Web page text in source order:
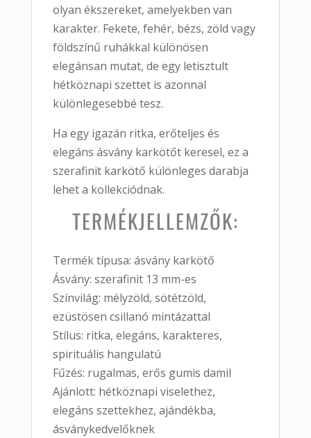
olyan ékszereket, amelyekben van
karakter. Fekete, fehér, bézs, zöld vagy
földszínű ruhákkal különösen
elegánsan mutat, de egy letisztult
hétköznapi szettet is azonnal
különlegesebbé tesz.
Ha egy igazán ritka, erőteljes és
elegáns ásvány karkötőt keresel, ez a
szerafinit karkötő különleges darabja
lehet a kollekciódnak.
TERMÉKJELLEMZŐK:
Termék típusa: ásvány karkötő
Ásvány: szerafinit 13 mm-es
Színvilág: mélyzöld, sötétzöld,
ezüstösen csillanó mintázattal
Stílus: ritka, elegáns, karakteres,
spirituális hangulatú
Fűzés: rugalmas, erős gumis damil
Ajánlott: hétköznapi viselethez,
elegáns szettekhez, ajándékba,
ásványkedvelőknek